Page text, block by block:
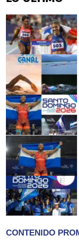
17
seconds